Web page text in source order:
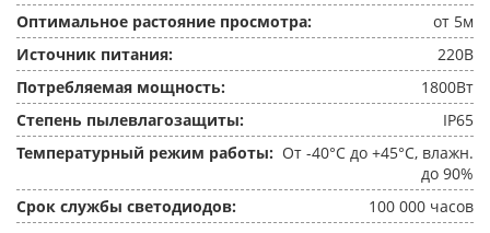
Оптимальное растояние просмотра:
от 5м
Источник питания:
220В
Потребляемая мощность:
1800Вт
Степень пылевлагозащиты:
IP65
Температурный режим работы: От -40°C до +45°C, влажн.
до 90%
Срок службы светодиодов:
100 000 часов